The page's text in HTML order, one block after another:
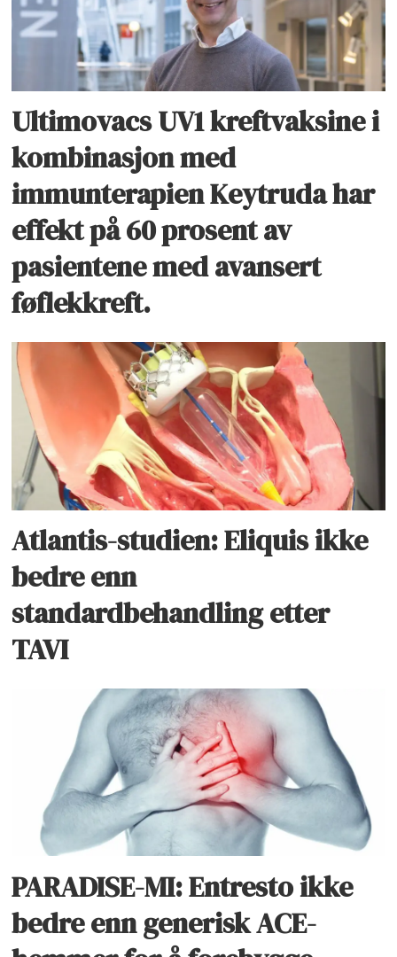
Ultimovacs UV1 kreftvaksine i
kombinasjon med
immunterapien Keytruda har
effekt på 60 prosent av
pasientene med avansert
føflekkreft.
Atlantis-studien: Eliquis ikke
bedre enn
standardbehandling etter
TAVI
PARADISE-MI: Entresto ikke
bedre enn generisk ACE-